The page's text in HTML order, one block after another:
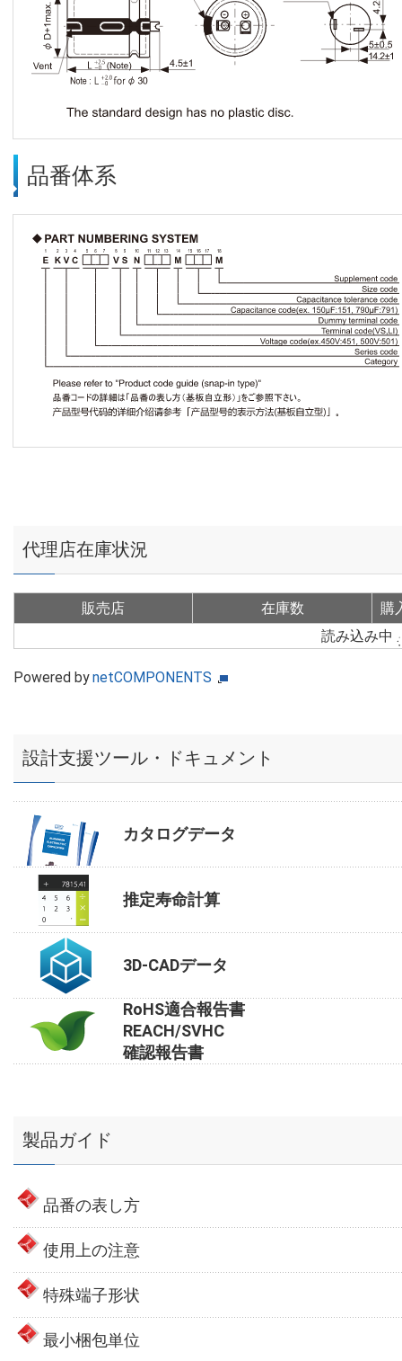
品番体系
代理店在庫状況
販売店 在庫数
購
読み込み中
Powered bynetCOMPONENTS
設計支援ツール・ドキュメント
カタログデータ
推定寿命計算
3D-CADデータ
RoHS適合報告書
REACH/SVHC
確認報告書
製品ガイド
品番の表し方
使用上の注意
特殊端子形状
最小梱包単位